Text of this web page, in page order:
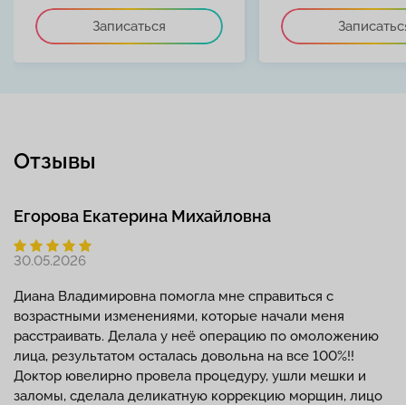
Записаться
Отзывы
Егорова Екатерина Михайловна
30.05.2026
Диана Владимировна помогла мне справиться с
возрастными изменениями, которые начали меня
расстраивать. Делала у неё операцию по омоложению
лица, результатом осталась довольна на все 100%!!
Доктор ювелирно провела процедуру, ушли мешки и
заломы, сделала деликатную коррекцию морщин, лицо